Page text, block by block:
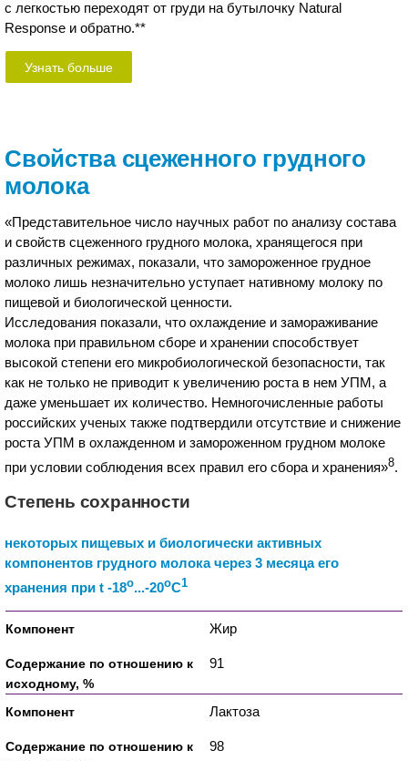
с легкостью переходят от груди на бутылочку Natural
Response и обратно.**
Узнать больше
Свойства сцеженного грудного
молока
«Представительное число научных работ по анализу состава
и свойств сцеженного грудного молока, хранящегося при
различных режимах, показали, что замороженное грудное
молоко лишь незначительно уступает нативному молоку по
пищевой и биологической ценности.
Исследования показали, что охлаждение и замораживание
молока при правильном сборе и хранении способствует
высокой степени его микробиологической безопасности, так
как не только не приводит к увеличению роста в нем УПМ, а
даже уменьшает их количество. Немногочисленные работы
российских ученых также подтвердили отсутствие и снижение
роста УПМ в охлажденном и замороженном грудном молоке
при условии соблюдения всех правил его сбора и хранения»8.
Степень сохранности
некоторых пищевых и биологически активных
компонентов грудного молока через 3 месяца его
хранения при t -18o...-20oC1
Жир
91
Лактоза
98